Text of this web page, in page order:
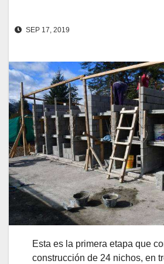
SEP 17, 2019
Esta es la primera etapa que
construcción de 24 nichos, en